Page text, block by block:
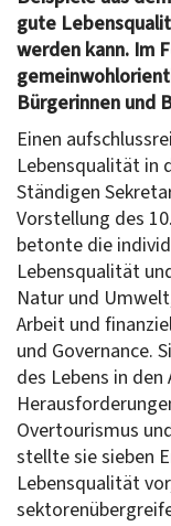
gute
werden kann. Im
Bürgerinnen und
Einen
Lebensqualität in
Ständigen
Vorstellung des
betonte die
Lebensqualität
Natur und
Arbeit und
und Governance.
des Lebens in
Overtourismus
stellte sie sieben
Lebensqualität